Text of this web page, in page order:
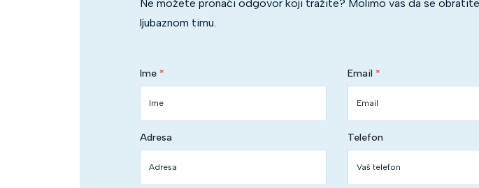
Ne možete pronaći odgovor koji tražite? Molimo vas da se
ljubaznom timu.
Ime Email
Adresa Telefon